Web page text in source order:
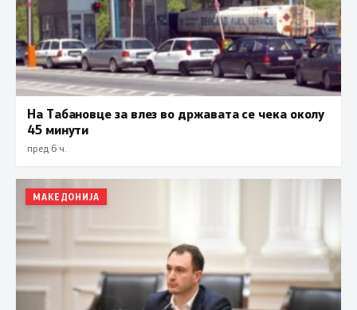
На Табановце за влез во државата се чека околу
45 минути
пред 6 ч.
МАКЕДОНИЈА